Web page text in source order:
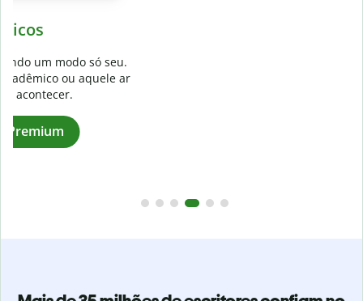
Verifique se seu texto é 100% seu com o Detector de plágio.
Analise seu artigo em segundos e identifique citações